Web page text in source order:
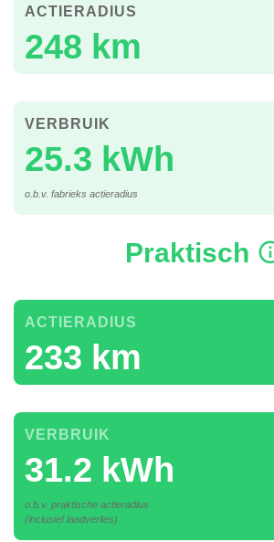
248 km
ACTIERADIUS
25.3 kWh
VERBRUIK
o.b.v. fabrieks actieradius
Praktisch
233 km
ACTIERADIUS
31.2 kWh
VERBRUIK
o.b.v. praktische actieradius
(inclusief laadverlies)